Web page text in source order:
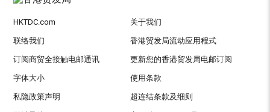
HKTDC.com 关于我们
联络我们 香港贸发局流动应用程式
订阅商贸全接触电邮通讯 更新您的香港贸发局电邮订阅
字体大小 使用条款
私隐政策声明 超连结条款及细则